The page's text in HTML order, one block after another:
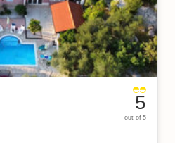
5
out of 5